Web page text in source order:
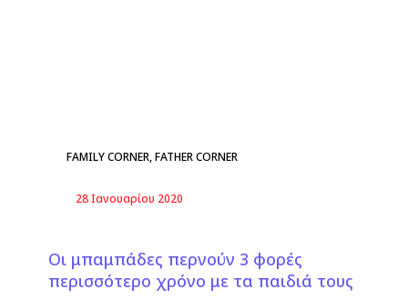
FAMILY CORNER,FATHER CORNER
28 Ιανουαρίου 2020
Οι μπαμπάδες περνούν 3 φορές
περισσότερο χρόνο με τα παιδιά τους